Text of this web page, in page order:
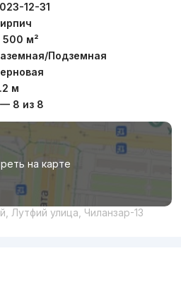
12-31
500 м²
Подземная
м
— 8 из 8
на карте
Лутфий улица, Чиланзар-13